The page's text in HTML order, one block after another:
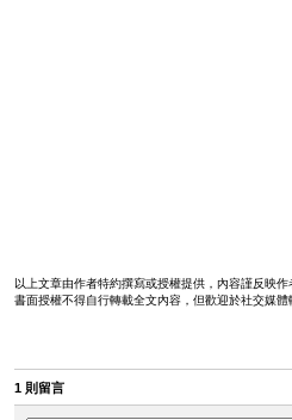
以上文章由作者特約撰寫或授權提供，內容謹反映
書面授權不得自行轉載全文內容，但歡迎於社交媒體
1 則留言